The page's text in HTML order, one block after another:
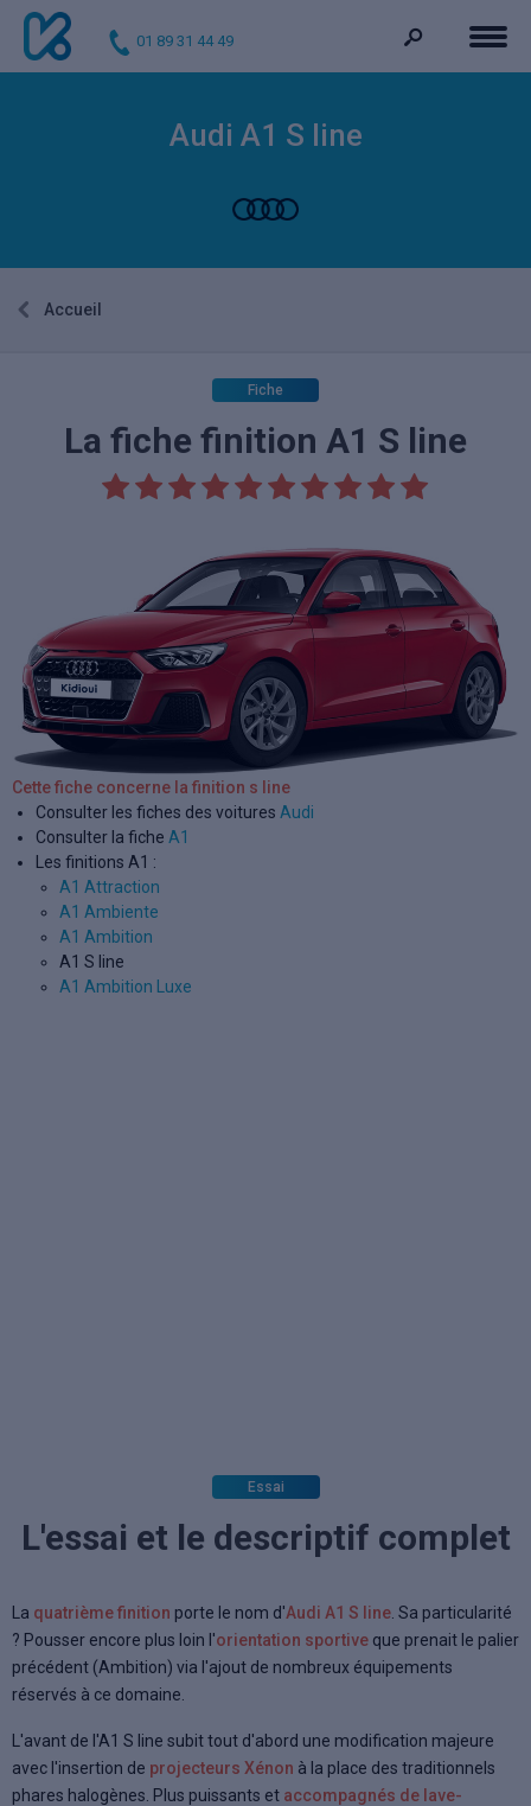
01 89 31 44 49
Audi A1 S line
Accueil
Fiche
La fiche finition A1 S line
Cette fiche concerne la finition s line
Consulter les fiches des voitures Audi
Consulter la fiche A1
Les finitions A1 :
A1 Attraction
A1 Ambiente
A1 Ambition
A1 S line
A1 Ambition Luxe
Essai
L'essai et le descriptif complet
La quatrième finition porte le nom d'Audi A1 S line . Sa particularité
? Pousser encore plus loin l'orientation sportive que prenait le palier
précédent (Ambition) via l'ajout de nombreux équipements
réservés à ce domaine.
L'avant de l'A1 S line subit tout d'abord une modification majeure
avec l'insertion de projecteurs Xénon à la place des traditionnels
phares halogènes. Plus puissants et accompagnés de lave-